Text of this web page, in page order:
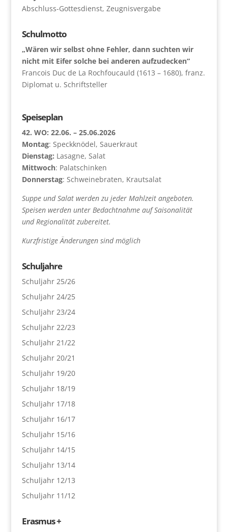
Abschluss-Gottesdienst, Zeugnisvergabe
Schulmotto
„Wären wir selbst ohne Fehler, dann suchten wir
nicht mit Eifer solche bei anderen aufzudecken“
Francois Duc de La Rochfoucauld (1613 – 1680), franz.
Diplomat u. Schriftsteller
Speiseplan
42. WO: 22.06. – 25.06.2026
Montag: Speckknödel, Sauerkraut
Dienstag: Lasagne, Salat
Mittwoch: Palatschinken
Donnerstag: Schweinebraten, Krautsalat
Suppe und Salat werden zu jeder Mahlzeit angeboten.
Speisen werden unter Bedachtnahme auf Saisonalität
und Regionalität zubereitet.
Kurzfristige Änderungen sind möglich
Schuljahre
Schuljahr 25/26
Schuljahr 24/25
Schuljahr 23/24
Schuljahr 22/23
Schuljahr 21/22
Schuljahr 20/21
Schuljahr 19/20
Schuljahr 18/19
Schuljahr 17/18
Schuljahr 16/17
Schuljahr 15/16
Schuljahr 14/15
Schuljahr 13/14
Schuljahr 12/13
Schuljahr 11/12
Erasmus +